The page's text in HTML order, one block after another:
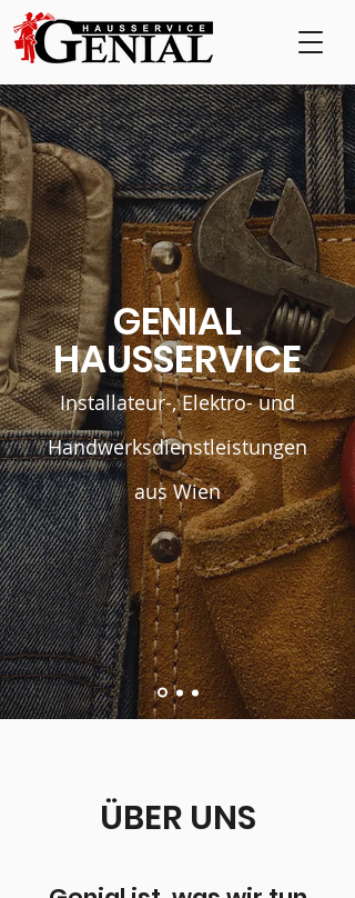
GENIAL
HAUSSERVICE
Installateur-, Elektro- und
Handwerksdienstleistungen
aus Wien
ÜBER UNS